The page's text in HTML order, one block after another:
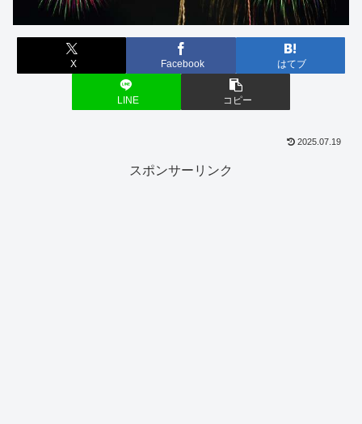
X Facebook はてブ
LINE コピー
2025.07.19
スポンサーリンク